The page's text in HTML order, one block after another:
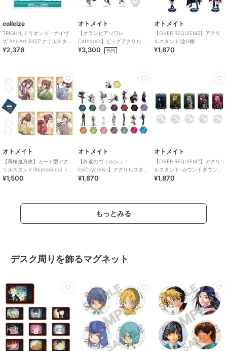
colleize
TRIGUN_ミリオンズ・ナイヴ
ズ Ani-Art BIGアクリルスタン
ド
¥2,376
オトメイト
【オランピアソワレ
Catharsis】ビッグアクリルス
タンド(全7種)
¥3,300 予約
オトメイト
【OVER REQUIEMZ】アクリ
ルスタンド(全6種)
¥1,870
オトメイト
【薄桜鬼真改】カード型アク
リルスタンド(Reproduce)（ラ
ンダム全6種）
¥1,500
オトメイト
【終遠のヴィルシュ -
EpiC:lycoris-】アクリルスタン
ド(全15種)
¥1,870
オトメイト
【OVER REQUIEMZ】アクリ
ルスタンド-カウントダウン
ver-(全5種)
¥1,870
もっとみる
デスク周りを飾るマグネット